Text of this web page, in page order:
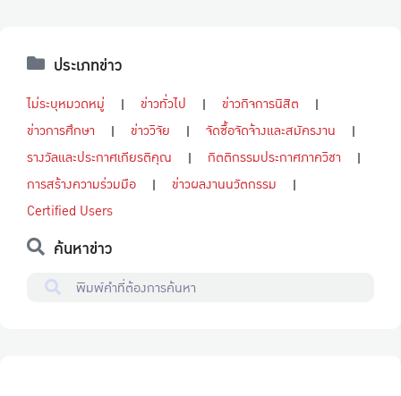
ประเภทข่าว
ไม่ระบุหมวดหมู่ ข่าวทั่วไป
ข่าวกิจการนิสิต
ข่าวการศึกษา
ข่าววิจัย
จัดซื้อจัดจ้างและสมัครงาน
รางวัลและประกาศเกียรติคุณ
กิตติกรรมประกาศภาควิชา
การสร้างความร่วมมือ
ข่าวผลงานนวัตกรรม
Certified Users
ค้นหาข่าว